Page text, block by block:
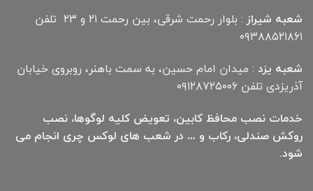
شعبه شیراز
: بلوار رحمت شرقی، بین رحمت ۲۱ و ۲۳ تلفن
۰۹۳۸۸۵۲۱۸۶۱
شعبه یزد : میدان امام حسین، به سمت باهنر، روبروی خیابان
آذریزدی تلفن ۰۹۱۲۸۷۲۵۰۰۶
خدمات نصب محافظ کابین، تعویض کلیه لوگوها، نصب
روکش صندلی، رکاب و … در شعب های لوکس چری انجام می
شود.